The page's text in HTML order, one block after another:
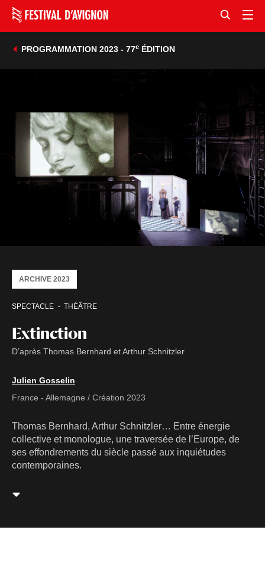
PROGRAMMATION 2023 - 77eÉDITION
Extinction
D’après Thomas Bernhard et Arthur Schnitzler
SPECTACLE THÉÂTRE
ARCHIVE 2023
Julien Gosselin
France - Allemagne / Création 2023
Thomas Bernhard, Arthur Schnitzler… Entre énergie
collective et monologue, une traversée de l’Europe, de
ses effondrements du siècle passé aux inquiétudes
contemporaines.